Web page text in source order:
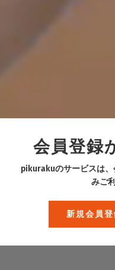
会員登録
pikurakuのサービスは、
みご
新規会員